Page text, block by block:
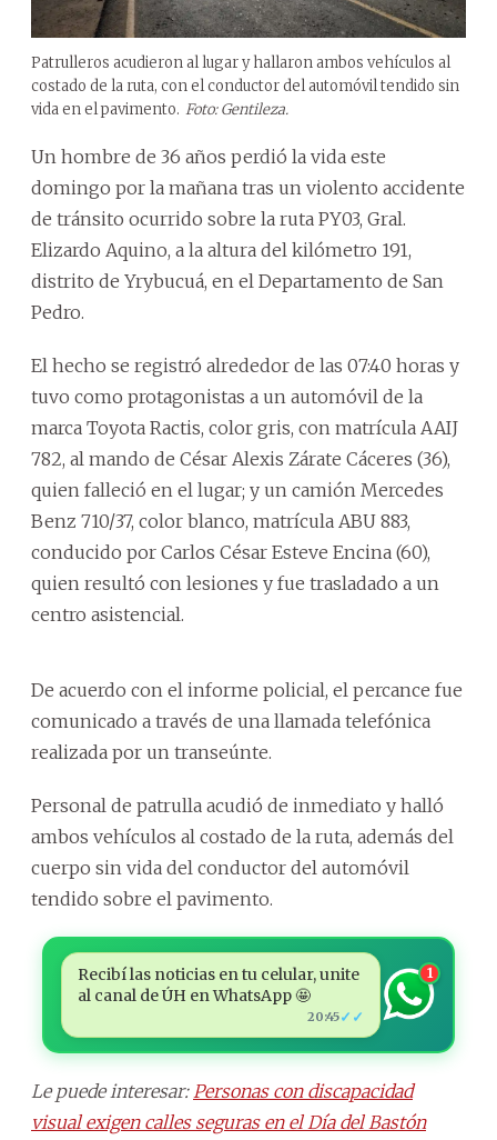
Patrulleros acudieron al lugar y hallaron ambos vehículos al
costado de la ruta, con el conductor del automóvil tendido sin
vida en el pavimento. Foto: Gentileza.
Un hombre de 36 años perdió la vida este
domingo por la mañana tras un violento accidente
de tránsito ocurrido sobre la ruta PY03, Gral.
Elizardo Aquino, a la altura del kilómetro 191,
distrito de Yrybucuá, en el Departamento de San
Pedro.
El hecho se registró alrededor de las 07:40 horas y
tuvo como protagonistas a un automóvil de la
marca Toyota Ractis, color gris, con matrícula AAIJ
782, al mando de César Alexis Zárate Cáceres (36),
quien falleció en el lugar; y un camión Mercedes
Benz 710/37, color blanco, matrícula ABU 883,
conducido por Carlos César Esteve Encina (60),
quien resultó con lesiones y fue trasladado a un
centro asistencial.
De acuerdo con el informe policial, el percance fue
comunicado a través de una llamada telefónica
realizada por un transeúnte.
Personal de patrulla acudió de inmediato y halló
ambos vehículos al costado de la ruta, además del
cuerpo sin vida del conductor del automóvil
tendido sobre el pavimento.
Recibí las noticias en tu celular, unite
al canal de ÚH en WhatsApp 🤩
20:45✓✓
1
Le puede interesar: Personas con discapacidad
visual exigen calles seguras en el Día del Bastón